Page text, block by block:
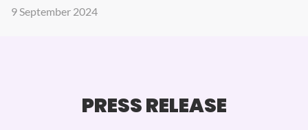
9 September 2024
PRESS RELEASE